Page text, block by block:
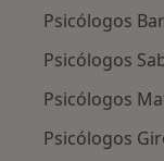
Psicólogos
Psicólogos
Psicólogos
Psicólogos